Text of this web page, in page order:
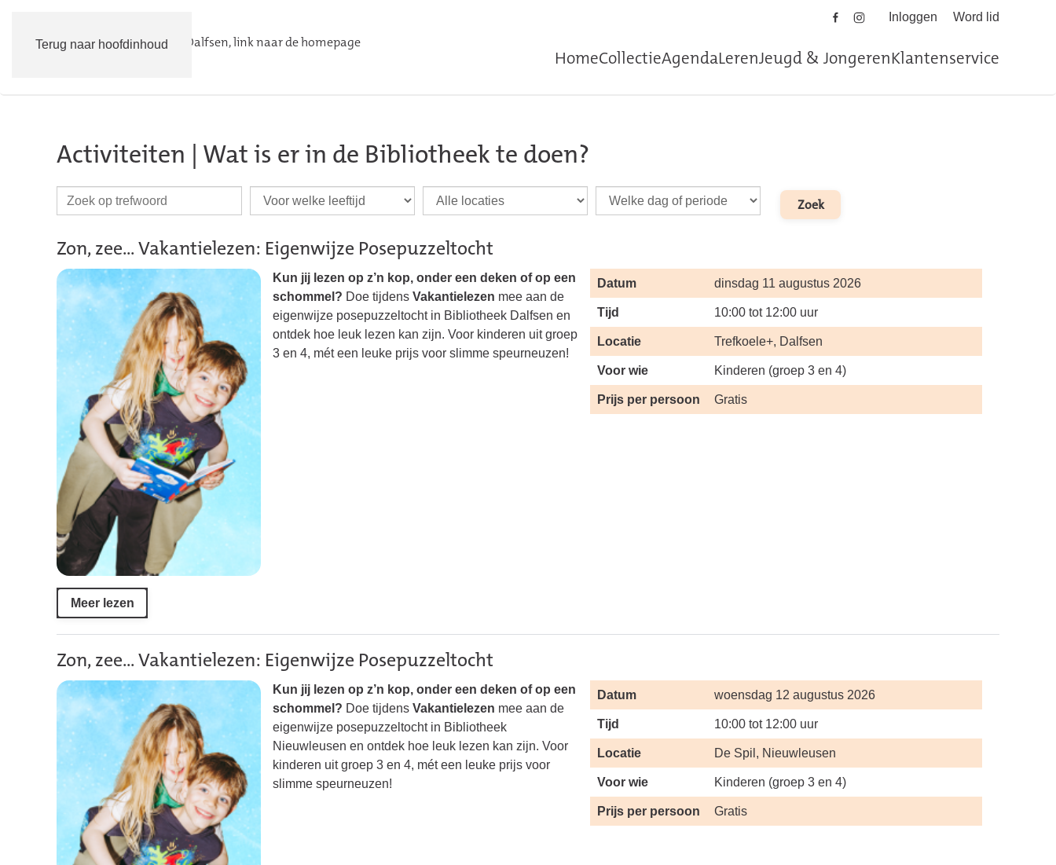
Terug naar hoofdinhoud
Inloggen Word lid
HomeCollectieAgendaLerenJeugd & Jongeren Klantenservice
Activiteiten | Wat is er in de Bibliotheek te doen?
Zon, zee... Vakantielezen: Eigenwijze Posepuzzeltocht
Kun jij lezen op z’n kop, onder een deken of op een
schommel? Doe tijdens Vakantielezen mee aan de
eigenwijze posepuzzeltocht in Bibliotheek Dalfsen en
ontdek hoe leuk lezen kan zijn. Voor kinderen uit groep
3 en 4, mét een leuke prijs voor slimme speurneuzen!
Datum dinsdag 11 augustus 2026
Tijd 10:00 tot 12:00 uur
Locatie Trefkoele+, Dalfsen
Voor wie Kinderen (groep 3 en 4)
Prijs per persoon Gratis
Meer lezen
Zon, zee... Vakantielezen: Eigenwijze Posepuzzeltocht
Kun jij lezen op z’n kop, onder een deken of op een
schommel? Doe tijdens Vakantielezen mee aan de
eigenwijze posepuzzeltocht in Bibliotheek
Nieuwleusen en ontdek hoe leuk lezen kan zijn. Voor
kinderen uit groep 3 en 4, mét een leuke prijs voor
slimme speurneuzen!
Datum woensdag 12 augustus 2026
Tijd 10:00 tot 12:00 uur
Locatie De Spil, Nieuwleusen
Voor wie Kinderen (groep 3 en 4)
Prijs per persoon Gratis